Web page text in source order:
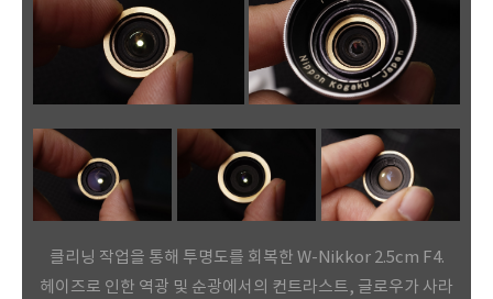
클리닝 작업을 통해 투명도를 회복한 W-Nikkor 2.5cm F4.
헤이즈로 인한 역광 및 순광에서의 컨트라스트, 글로우가 사라